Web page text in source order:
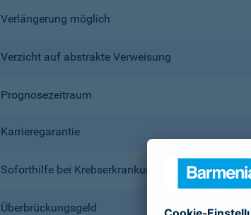
Verlängerung möglich
Verzicht auf abstrakte Verweisung
Prognosezeitraum
Karrieregarantie
Soforthilfe bei Krebserkrankung für 18 Monate
Überbrückungsgeld